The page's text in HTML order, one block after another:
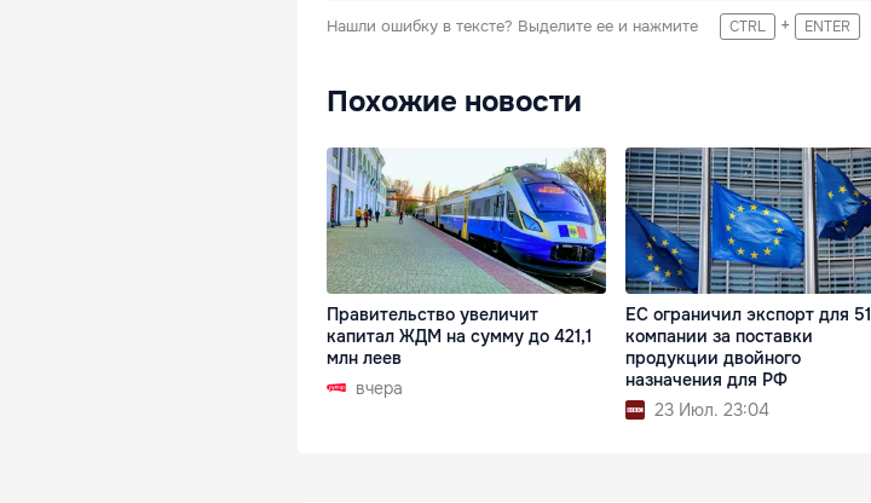
Нашли ошибку в тексте? Выделите ее и нажмите CTRL + ENTER
Похожие новости
Правительство увеличит
капитал ЖДМ на сумму до 421,1
млн леев
вчера
ЕС ограничил экспорт для 51
компании за поставки
продукции двойного
назначения для РФ
23 Июл. 23:04